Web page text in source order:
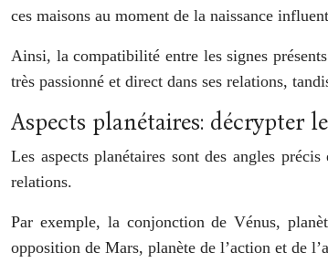
ces maisons au moment de la naissance
Ainsi, la compatibilité entre les signes
très passionné et direct dans ses relations,
Aspects planétaires: décrypter
Les aspects planétaires sont des angles
relations.
Par exemple, la conjonction de Vénus,
opposition de Mars, planète de l’action et de